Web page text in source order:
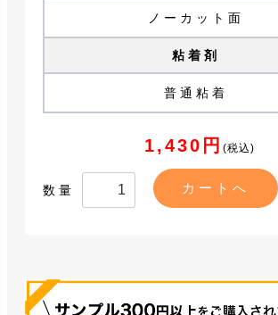
ノーカット面
粘着剤
普通粘着
1,430円 (税込)
数量